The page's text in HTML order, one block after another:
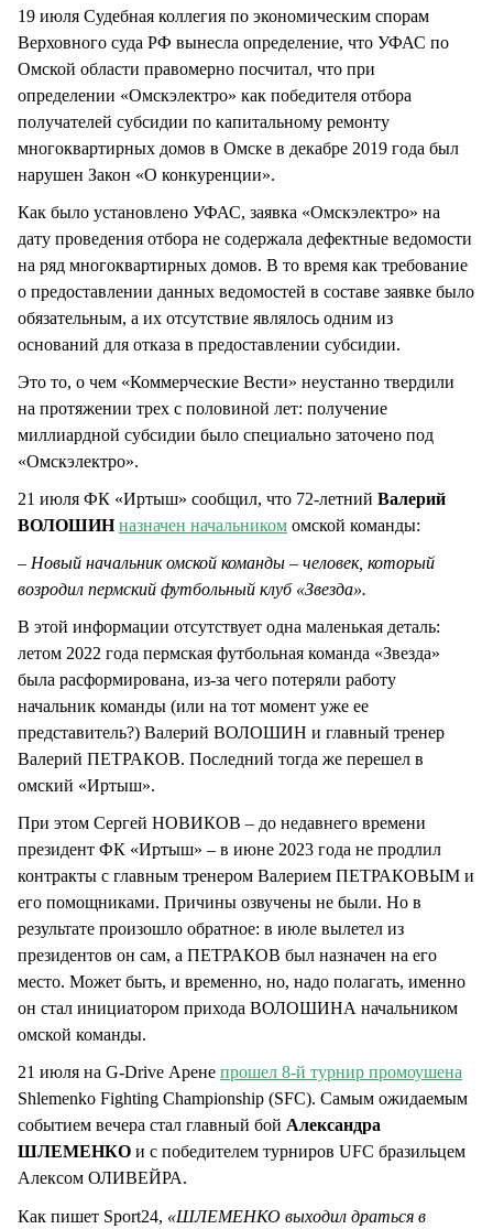
19 июля Судебная коллегия по экономическим спорам
Верховного суда РФ вынесла определение, что УФАС по
Омской области правомерно посчитал, что при
определении «Омскэлектро» как победителя отбора
получателей субсидии по капитальному ремонту
многоквартирных домов в Омске в декабре 2019 года был
нарушен Закон «О конкуренции».
Как было установлено УФАС, заявка «Омскэлектро» на
дату проведения отбора не содержала дефектные ведомости
на ряд многоквартирных домов. В то время как требование
о предоставлении данных ведомостей в составе заявке было
обязательным, а их отсутствие являлось одним из
оснований для отказа в предоставлении субсидии.
Это то, о чем «Коммерческие Вести» неустанно твердили
на протяжении трех с половиной лет: получение
миллиардной субсидии было специально заточено под
«Омскэлектро».
21 июля ФК «Иртыш» сообщил, что 72-летний Валерий
ВОЛОШИН назначен начальником омской команды:
– Новый начальник омской команды – человек, который
возродил пермский футбольный клуб «Звезда».
В этой информации отсутствует одна маленькая деталь:
летом 2022 года пермская футбольная команда «Звезда»
была расформирована, из-за чего потеряли работу
начальник команды (или на тот момент уже ее
представитель?) Валерий ВОЛОШИН и главный тренер
Валерий ПЕТРАКОВ. Последний тогда же перешел в
омский «Иртыш».
При этом Сергей НОВИКОВ – до недавнего времени
президент ФК «Иртыш» – в июне 2023 года не продлил
контракты с главным тренером Валерием ПЕТРАКОВЫМ и
его помощниками. Причины озвучены не были. Но в
результате произошло обратное: в июле вылетел из
президентов он сам, а ПЕТРАКОВ был назначен на его
место. Может быть, и временно, но, надо полагать, именно
он стал инициатором прихода ВОЛОШИНА начальником
омской команды.
21 июля на G-Drive Арене прошел 8-й турнир промоушена
Shlemenko Fighting Championship (SFC). Самым ожидаемым
событием вечера стал главный бой Александра
ШЛЕМЕНКО и с победителем турниров UFС бразильцем
Алексом ОЛИВЕЙРА.
Как пишет Sport24, «ШЛЕМЕНКО выходил драться в